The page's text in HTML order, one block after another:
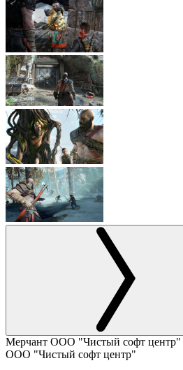
Мерчант ООО "Чистый софт центр"
ООО "Чистый софт центр"